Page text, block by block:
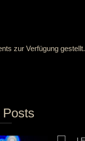
zur Verfügung gestellt.